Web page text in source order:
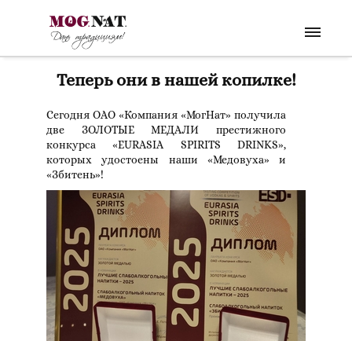
Теперь они в нашей копилке!
Сегодня ОАО «Компания «МогНат» получила
две ЗОЛОТЫЕ МЕДАЛИ престижного
конкурса «EURASIA SPIRITS DRINKS»,
которых удостоены наши «Медовуха» и
«Збитень»!